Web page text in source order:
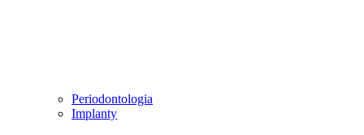
Periodontologia
Implanty